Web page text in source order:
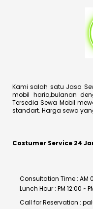
Kami salah satu Jasa
mobil haria,bulanan
Tersedia Sewa Mobil
standart. Harga sewa
Costumer Service 24
Consultation Time : AM
Lunch Hour : PM 12:00 ~
Call for Reservation :